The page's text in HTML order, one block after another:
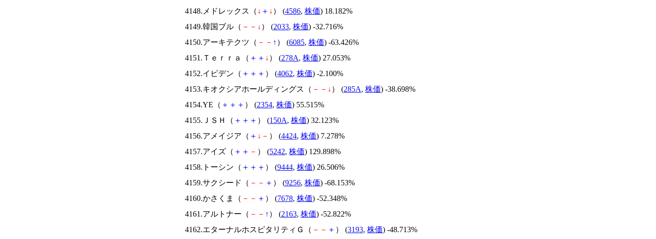
4148.メドレックス（ ↓ ＋ ↓ ） (4586, 株価) 18.182%
4149.韓国ブル（ － － ↓ ） (2033, 株価) -32.716%
4150.アーキテクツ（ － － ↑ ） (6085, 株価) -63.426%
4151.Ｔｅｒｒａ（ ＋ ＋ ↓ ） (278A, 株価) 27.053%
4152.イビデン（ ＋ ＋ ＋ ） (4062, 株価) -2.100%
4153.キオクシアホールディングス（ － － ↓ ） (285A, 株価) -38.698%
4154.YE（ ＋ ＋ ＋ ） (2354, 株価) 55.515%
4155.ＪＳＨ（ ＋ ＋ ＋ ） (150A, 株価) 32.123%
4156.アメイジア（ ＋ ↓ － ） (4424, 株価) 7.278%
4157.アイズ（ ＋ ＋ － ） (5242, 株価) 129.898%
4158.トーシン（ ＋ ＋ ＋ ） (9444, 株価) 26.506%
4159.サクシード（ － － ＋ ） (9256, 株価) -68.153%
4160.かさくま（ － － ＋ ） (7678, 株価) -52.348%
4161.アルトナー（ － － ↑ ） (2163, 株価) -52.822%
4162.エターナルホスピタリティＧ（ － － ＋ ） (3193, 株価) -48.713%